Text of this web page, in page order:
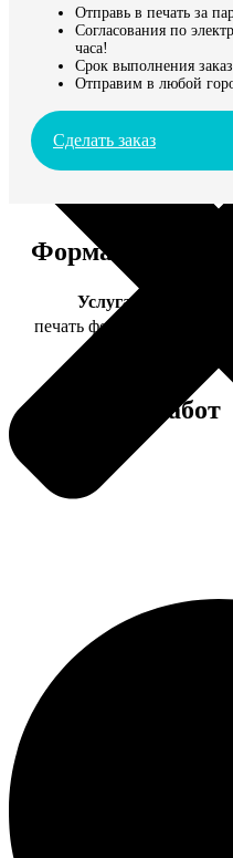
Отправь в печать за
Согласования по
часа!
Срок выполнения
Отправим в любой
Сделать заказ
Форматы и цены
Услуга
печать фото 15х20
Примеры работ